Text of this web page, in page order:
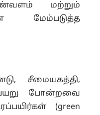
மற்றும்
மேம்படுத்த
சீமையகத்தி,
போன்றவை
(green